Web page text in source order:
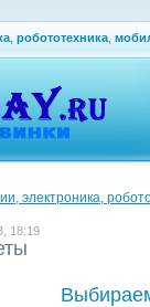
робототехника
электроника,
18:19